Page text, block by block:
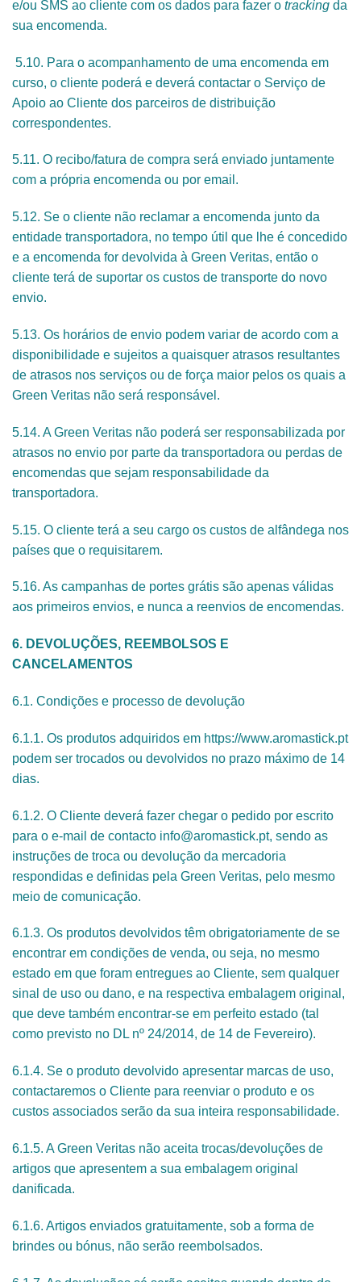
e/ou SMS ao cliente com os dados para fazer o tracking da
sua encomenda.
5.10. Para o acompanhamento de uma encomenda em
curso, o cliente poderá e deverá contactar o Serviço de
Apoio ao Cliente dos parceiros de distribuição
correspondentes.
5.11. O recibo/fatura de compra será enviado juntamente
com a própria encomenda ou por email.
5.12. Se o cliente não reclamar a encomenda junto da
entidade transportadora, no tempo útil que lhe é concedido
e a encomenda for devolvida à Green Veritas, então o
cliente terá de suportar os custos de transporte do novo
envio.
5.13. Os horários de envio podem variar de acordo com a
disponibilidade e sujeitos a quaisquer atrasos resultantes
de atrasos nos serviços ou de força maior pelos os quais a
Green Veritas não será responsável.
5.14. A Green Veritas não poderá ser responsabilizada por
atrasos no envio por parte da transportadora ou perdas de
encomendas que sejam responsabilidade da
transportadora.
5.15. O cliente terá a seu cargo os custos de alfândega nos
países que o requisitarem.
5.16. As campanhas de portes grátis são apenas válidas
aos primeiros envios, e nunca a reenvios de encomendas.
6. DEVOLUÇÕES, REEMBOLSOS E
CANCELAMENTOS
6.1. Condições e processo de devolução
6.1.1. Os produtos adquiridos em https://www.aromastick.pt
podem ser trocados ou devolvidos no prazo máximo de 14
dias.
6.1.2. O Cliente deverá fazer chegar o pedido por escrito
para o e-mail de contacto info@aromastick.pt, sendo as
instruções de troca ou devolução da mercadoria
respondidas e definidas pela Green Veritas, pelo mesmo
meio de comunicação.
6.1.3. Os produtos devolvidos têm obrigatoriamente de se
encontrar em condições de venda, ou seja, no mesmo
estado em que foram entregues ao Cliente, sem qualquer
sinal de uso ou dano, e na respectiva embalagem original,
que deve também encontrar-se em perfeito estado (tal
como previsto no DL nº 24/2014, de 14 de Fevereiro).
6.1.4. Se o produto devolvido apresentar marcas de uso,
contactaremos o Cliente para reenviar o produto e os
custos associados serão da sua inteira responsabilidade.
6.1.5. A Green Veritas não aceita trocas/devoluções de
artigos que apresentem a sua embalagem original
danificada.
6.1.6. Artigos enviados gratuitamente, sob a forma de
brindes ou bónus, não serão reembolsados.